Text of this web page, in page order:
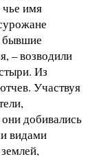
чье имя
бывшие
– возводили
Из
Участвуя
добивались
видами